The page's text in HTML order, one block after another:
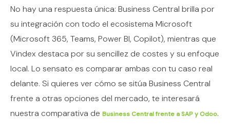
No hay una respuesta única: Business Central brilla por
su integración con todo el ecosistema Microsoft
(Microsoft 365, Teams, Power BI, Copilot), mientras que
Vindex destaca por su sencillez de costes y su enfoque
local. Lo sensato es comparar ambas con tu caso real
delante. Si quieres ver cómo se sitúa Business Central
frente a otras opciones del mercado, te interesará
nuestra comparativa de Business Central frente a SAP y Odoo.